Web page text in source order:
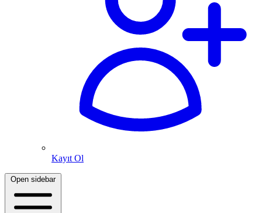
Kayıt Ol
Open sidebar